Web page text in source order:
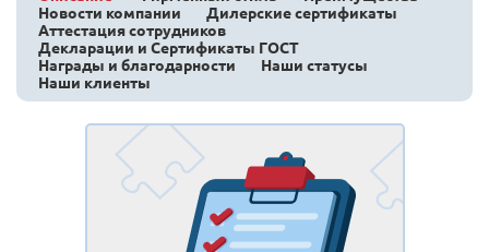
Новости компании
Дилерские сертификаты
Аттестация сотрудников
Декларации и Сертификаты ГОСТ
Награды и благодарности
Наши статусы
Наши клиенты